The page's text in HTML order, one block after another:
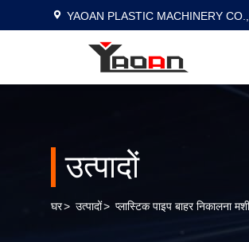
YAOAN PLASTIC MACHINERY
उत्पादों
घर> उत्पादों> प्लास्टिक पाइप बाहर निकालना